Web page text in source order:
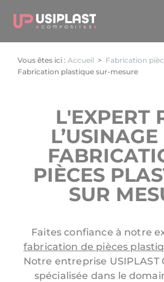
Vous êtes ici : Accueil > Fabrication
Fabrication plastique sur-mesure
L'EXPERT
PIÈCES
SUR
Faites confiance à notre
fabrication de pièces
Notre entreprise USIPLAST
spécialisée dans le